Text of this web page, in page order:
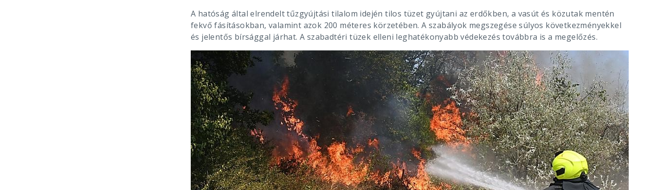
A hatóság által elrendelt tűzgyújtási tilalom idején tilos tüzet gyújtani az erdőkben, a vasút és közutak mentén
fekvő fásításokban, valamint azok 200 méteres körzetében. A szabályok megszegése súlyos következményekkel
és jelentős bírsággal járhat. A szabadtéri tüzek elleni leghatékonyabb védekezés továbbra is a megelőzés.